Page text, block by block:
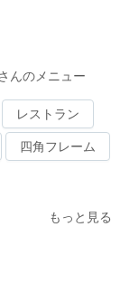
んのメニュー
レストラン
四角フレーム
もっと見る